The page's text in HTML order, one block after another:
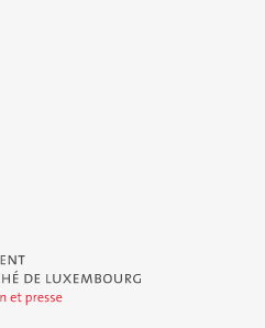
de Luxembourg - Service